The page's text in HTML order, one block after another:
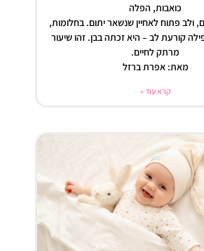
כואבות, הפלה
ולב פתוח לאחיין שנשאר יתום. בחלומות,
קורעת לב – היא זכתה בבן. זהו שיעור
מרתק לחיים.
מאת: אפרת ברזל
קרא עוד »